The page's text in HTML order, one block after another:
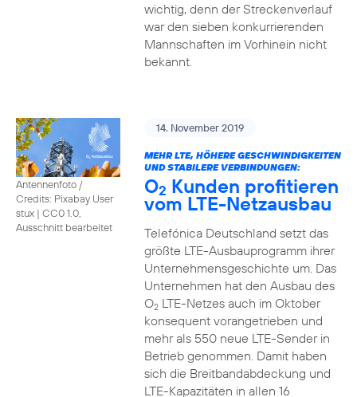
wichtig, denn der Streckenverlauf
war den sieben konkurrierenden
Mannschaften im Vorhinein nicht
bekannt.
Antennenfoto /
Credits: Pixabay User
stux | CC0 1.0,
Ausschnitt bearbeitet
14. November 2019
MEHR LTE, HÖHERE GESCHWINDIGKEITEN
UND STABILERE VERBINDUNGEN:
O2 Kunden profitieren
vom LTE-Netzausbau
Telefónica Deutschland setzt das
größte LTE-Ausbauprogramm ihrer
Unternehmensgeschichte um. Das
Unternehmen hat den Ausbau des
O2LTE-Netzes auch im Oktober
konsequent vorangetrieben und
mehr als 550 neue LTE-Sender in
Betrieb genommen. Damit haben
sich die Breitbandabdeckung und
LTE-Kapazitäten in allen 16